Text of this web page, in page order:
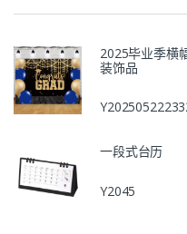
2025毕业季横
装饰品
一段式台历
Y2045